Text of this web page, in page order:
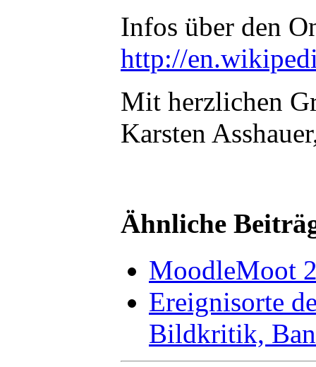
Infos über den
http://
Mit herzlichen
Karsten
Ähnliche
MoodleMoot
Ereignisorte
Bildkritik,